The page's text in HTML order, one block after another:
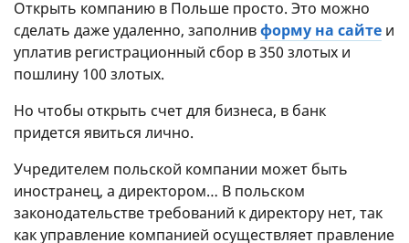
Открыть компанию в Польше просто. Это можно
сделать даже удаленно, заполнивформу на сайте и
уплатив регистрационный сбор в 350 злотых и
пошлину 100 злотых.
Но чтобы открыть счет для бизнеса, в банк
придется явиться лично.
Учредителем польской компании может быть
иностранец, а директором… В польском
законодательстве требований к директору нет, так
как управление компанией осуществляет правление